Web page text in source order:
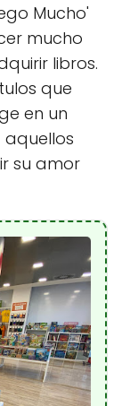
Mucho'
mucho
libros.
que
en un
su amor